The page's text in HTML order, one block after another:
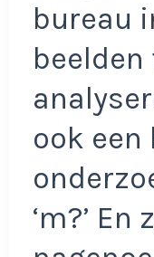
bureau
beelden
ook een
‘m?’